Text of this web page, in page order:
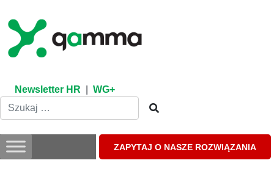
content
Newsletter HR WG+
ZAPYTAJ O NASZE ROZWIĄZANIA